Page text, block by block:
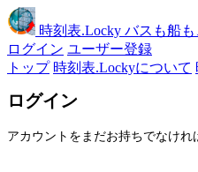
時刻表.Locky バスも船
ログイン ユーザー登録
トップ 時刻表.Lockyについて
ログイン
アカウントをまだお持ちでなけれ